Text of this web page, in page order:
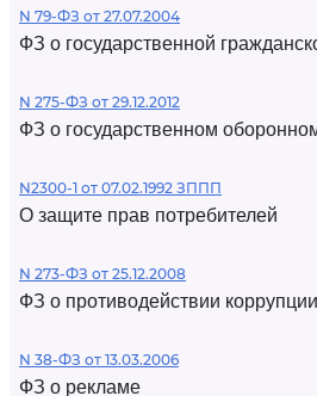
N 79-ФЗ от 27.07.2004
ФЗ о государственной
N 275-ФЗ от 29.12.2012
ФЗ о государственном
N2300-1 от 07.02.1992 ЗППП
О защите прав потребителей
N 273-ФЗ от 25.12.2008
ФЗ о противодействии коррупции
N 38-ФЗ от 13.03.2006
ФЗ о рекламе